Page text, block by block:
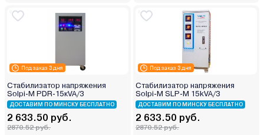
Под заказ 3 дня
Стабилизатор напряжения
Solpi-M PDR-15кVA/3
ДОСТАВИМ ПО МИНСКУ БЕСПЛАТНО
2 633.50 руб.
2870.52 руб.
Под заказ 3 дня
Стабилизатор напряжения
Solpi-M SLP-M 15kVA/3
ДОСТАВИМ ПО МИНСКУ БЕСПЛАТНО
2 633.50 руб.
2870.52 руб.